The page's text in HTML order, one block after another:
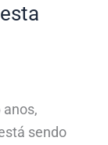
sendo